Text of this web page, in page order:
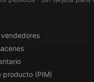
producto (PIM)